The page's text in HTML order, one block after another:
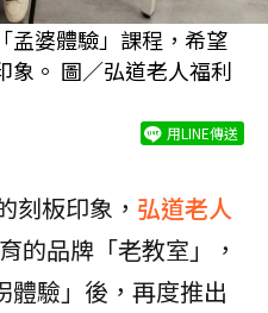
孟婆體驗」課程，希望
象。 圖／弘道老人福利
用LINE傳送
刻板印象， 弘道老人
的品牌「老教室」，
體驗」後，再度推出